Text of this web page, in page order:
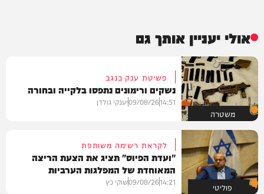
אולי יעניין אותך גם
משטרה
פשיטת ענק בנגב
נשקים ורימונים נתפסו בלקייה ובחורה
14:51
09/08/26יענקי גולדן
פוליטי
לקראת רשימה משותפת
"ועדת הפיוס" תציג את הצעת הריצה
המאוחדת של המפלגות הערביות
14:21
09/08/26שוקי כץ